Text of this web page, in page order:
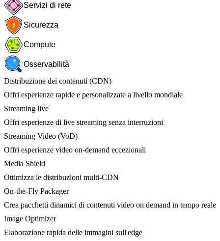
Servizi di rete
Sicurezza
Compute
Osservabilità
Distribuzione dei contenuti (CDN)
Offri esperienze rapide e personalizzate a livello mondiale
Streaming live
Offri esperienze di live streaming senza interruzioni
Streaming Video (VoD)
Offri esperienze video on-demand eccezionali
Media Shield
Ottimizza le distribuzioni multi-CDN
On-the-Fly Packager
Crea pacchetti dinamici di contenuti video on demand in tempo reale
Image Optimizer
Elaborazione rapida delle immagini sull'edge